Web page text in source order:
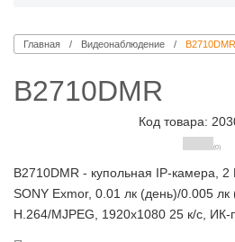
Главная Видеонаблюдение B2710DMR
B2710DMR
Код товара:
(0)
B2710DMR - купольная IP-камера,
SONY Exmor, 0.01 лк (день)/0.005 лк
H.264/MJPEG, 1920х1080 25 к/с, ИК-